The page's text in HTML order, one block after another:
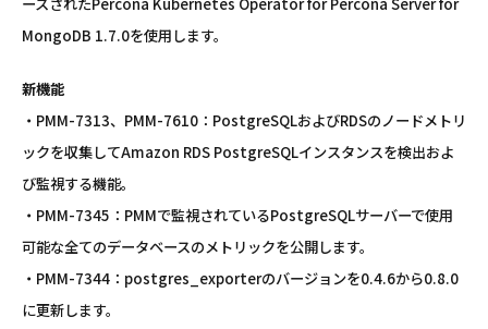
ースされたPercona Kubernetes Operator for Percona Server for
MongoDB 1.7.0を使用します。
新機能
・PMM-7313、PMM-7610：PostgreSQLおよびRDSのノードメトリ
ックを収集してAmazon RDS PostgreSQLインスタンスを検出およ
び監視する機能。
・PMM-7345：PMMで監視されているPostgreSQLサーバーで使用
可能な全てのデータベースのメトリックを公開します。
・PMM-7344：postgres_exporterのバージョンを0.4.6から0.8.0
に更新します。